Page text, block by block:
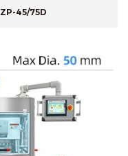
45/75D